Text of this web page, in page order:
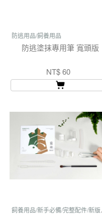
防逃用品/飼養用品
防逃塗抹專用筆 寬頭版
NT$ 60
養